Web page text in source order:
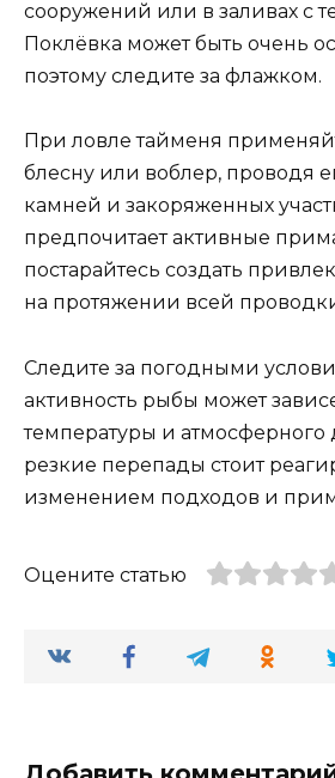
сооружений или в заливах с
Поклёвка может быть очень
поэтому следите за флажком.
При ловле тайменя
блесну или воблер, проводя
камней и закоряженных
предпочитает активные
постарайтесь создать
на протяжении всей
Следите за погодными
активность рыбы может
температуры и атмосферного
резкие перепады стоит
изменением подходов и
Оцените статью